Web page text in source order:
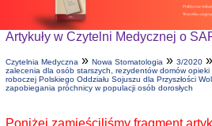
Artykuły w Czytelni Medycznej o
Czytelnia Medyczna» Nowa Stomatologia» 3/2020»
zalecenia dla osób starszych, rezydentów domów
roboczej Polskiego Oddziału Sojuszu dla Przyszłości
zapobiegania próchnicy w populacji osób dorosłych